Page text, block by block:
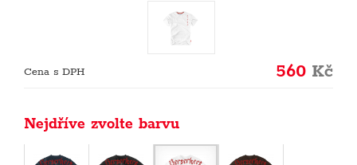
Cena s DPH 560 Kč
Nejdříve zvolte barvu